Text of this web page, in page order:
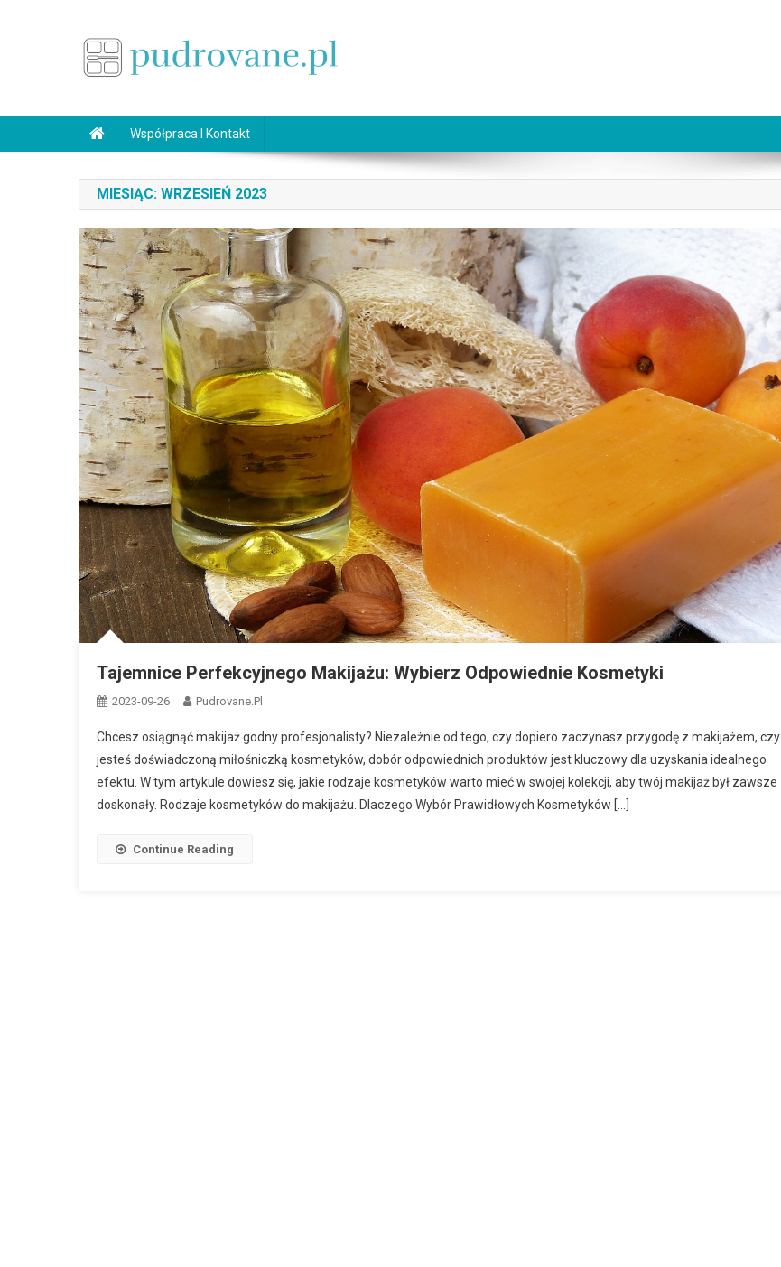
Współpraca I Kontakt
MIESIĄC: WRZESIEŃ 2023
Tajemnice Perfekcyjnego Makijażu: Wybierz Odpowiednie Kosmetyki
2023-09-26 Pudrovane.pl
Chcesz osiągnąć makijaż godny profesjonalisty? Niezależnie od tego, czy dopiero zaczynasz przygodę z makijażem, czy
jesteś doświadczoną miłośniczką kosmetyków, dobór odpowiednich produktów jest kluczowy dla uzyskania idealnego
efektu. W tym artykule dowiesz się, jakie rodzaje kosmetyków warto mieć w swojej kolekcji, aby twój makijaż był zawsze
doskonały. Rodzaje kosmetyków do makijażu. Dlaczego Wybór Prawidłowych Kosmetyków […]
Continue Reading